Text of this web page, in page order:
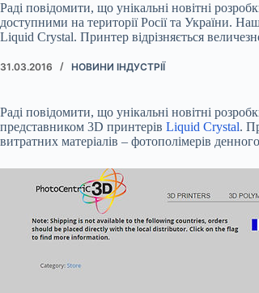
Раді повідомити, що унікальні новітні
доступними на території Росії та України.
Liquid Crystal. Принтер відрізняється
31.03.2016 НОВИНИ ІНДУСТРІЇ
Раді повідомити, що унікальні новітні
представником 3D принтерів Liquid Crystal.
витратних матеріалів – фотополімерів